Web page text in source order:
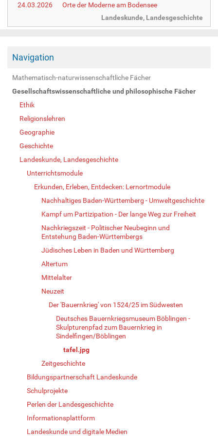
24.03.2026
Orte der Moderne am Bodensee
Landeskunde, Landesgeschichte
Navigation
Mathematisch-naturwissenschaftliche Fächer
Gesellschaftswissenschaftliche und philosophische Fächer
Ethik
Religionslehren
Geographie
Geschichte
Landeskunde, Landesgeschichte
Unterrichtsmodule
Erkunden, Erleben, Entdecken: Lernortmodule
Nachhaltiges Baden-Württemberg - Umweltgeschichte
Kampf um Partizipation - Der lange Weg zur Freiheit
Nachkriegszeit - Politischer Neubeginn und
Entstehung Baden-Württembergs
Jüdisches Leben in Baden und Württemberg
Altertum
Mittelalter
Neuzeit
Der 'Bauernkrieg' von 1524/25 im Südwesten
Deutsches Bauernkriegsmuseum Böblingen -
Skulpturenpfad zum Bauernkrieg in
Sindelfingen/Böblingen
tafel.jpg
Zeitgeschichte
Bildungspartnerschaft Landeskunde
Schulprojekte
Perlen der Landesgeschichte
Informationsplattform
Landeskunde und digitale Medien